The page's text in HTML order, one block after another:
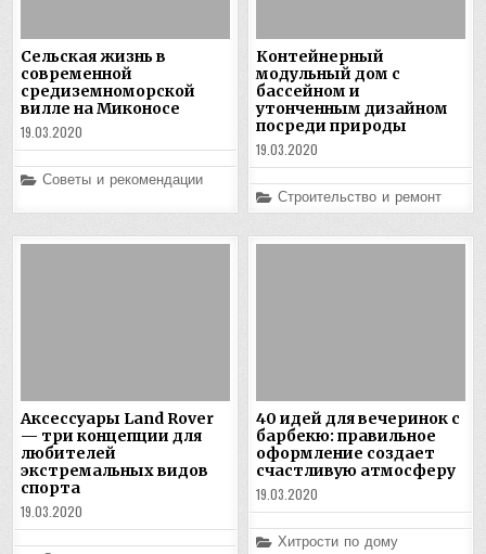
Сельская жизнь в
современной
средиземноморской
вилле на Миконосе
19.03.2020
Posted
Советы и рекомендации
Контейнерный
модульный дом с
бассейном и
утонченным дизайном
посреди природы
19.03.2020
Posted
in
Строительство и ремонт
Аксессуары Land Rover
— три концепции для
любителей
экстремальных видов
спорта
19.03.2020
40 идей для вечеринок с
барбекю: правильное
оформление создает
счастливую атмосферу
19.03.2020
Posted
Хитрости по дому